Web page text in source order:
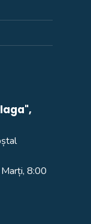
Marți, 8:00